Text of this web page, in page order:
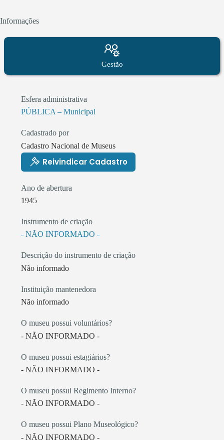
Informações
Gestão
Esfera administrativa
PÚBLICA – Municipal
Cadastrado por
Cadastro Nacional de Museus
Reivindicar Cadastro
Ano de abertura
1945
Instrumento de criação
- NÃO INFORMADO -
Descrição do instrumento de criação
Não informado
Instituição mantenedora
Não informado
O museu possui voluntários?
- NÃO INFORMADO -
O museu possui estagiários?
- NÃO INFORMADO -
O museu possui Regimento Interno?
- NÃO INFORMADO -
O museu possui Plano Museológico?
- NÃO INFORMADO -